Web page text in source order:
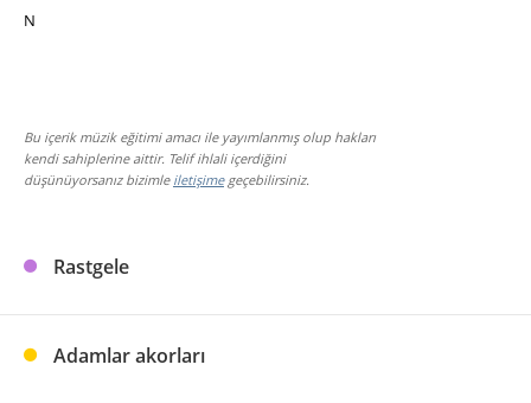
N
Bu içerik müzik eğitimi amacı ile yayımlanmış olup hakları
kendi sahiplerine aittir. Telif ihlali içerdiğini
düşünüyorsanız bizimle iletişimegeçebilirsiniz.
Rastgele
Adamlar akorları